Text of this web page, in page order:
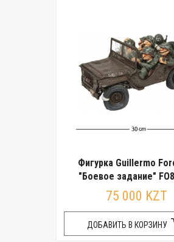
Фигурка Guillermo
"Боевое задание"
75 000 KZT
ДОБАВИТЬ В КОРЗИНУ